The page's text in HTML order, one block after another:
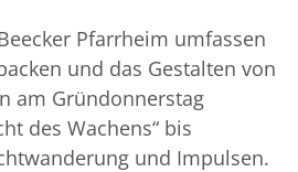
Pfarrheim umfassen
und das Gestalten von
am Gründonnerstag
des Wachens“ bis
und Impulsen.